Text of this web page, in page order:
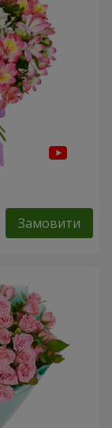
Замовити